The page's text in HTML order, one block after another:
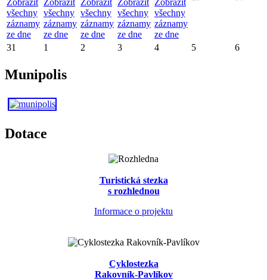
Zobrazit
všechny
záznamy
ze dne
Zobrazit
všechny
záznamy
ze dne
Zobrazit
všechny
záznamy
ze dne
Zobrazit
všechny
záznamy
ze dne
Zobrazit
všechny
záznamy
ze dne
31 1 2 3 4 5 6
Munipolis
Dotace
Turistická stezka
s rozhlednou
Informace o projektu
Cyklostezka
Rakovník-Pavlíkov